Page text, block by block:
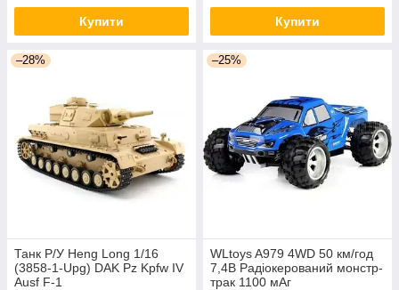
Купити Купити
–28%
Танк P/У Heng Long 1/16
(3858-1-Upg) DAK Pz Kpfw IV
Ausf F-1
–25%
WLtoys A979 4WD 50 км/год
7,4В Радіокерований монстр-
трак 1100 мАг